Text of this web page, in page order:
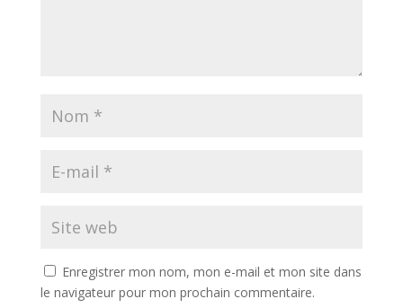
Enregistrer mon nom, mon e-mail et mon site dans
le navigateur pour mon prochain commentaire.